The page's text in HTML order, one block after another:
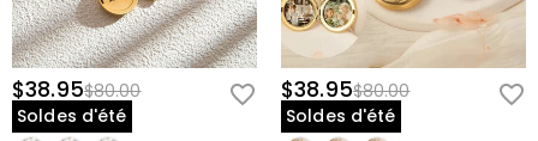
$38.95$80.00
Soldes d'été
$38.95$80.00
Soldes d'été